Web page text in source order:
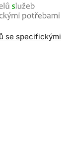
se specifickými